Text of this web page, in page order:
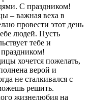
С праздником!
– важная веха в
провести этот день
людей. Пусть
тебе и
хочется пожелать,
верой и
не сталкивался с
решить.
жизнелюбия на